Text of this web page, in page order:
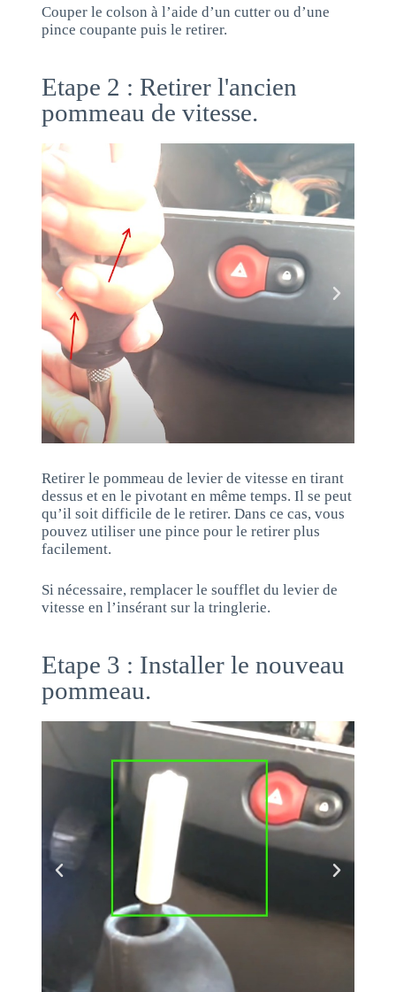
Couper le colson à l’aide d’un cutter ou d’une
pince coupante puis le retirer.
Etape 2 : Retirer l'ancien
pommeau de vitesse.
Retirer le pommeau de levier de vitesse en tirant
dessus et en le pivotant en même temps. Il se peut
qu’il soit difficile de le retirer. Dans ce cas, vous
pouvez utiliser une pince pour le retirer plus
facilement.
Si nécessaire, remplacer le soufflet du levier de
vitesse en l’insérant sur la tringlerie.
Etape 3 : Installer le nouveau
pommeau.